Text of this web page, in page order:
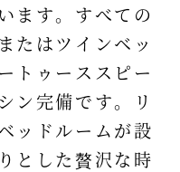
ます。すべての
たはツインベッ
トゥーススピー
ン完備です。リ
ッドルームが設
とした贅沢な時